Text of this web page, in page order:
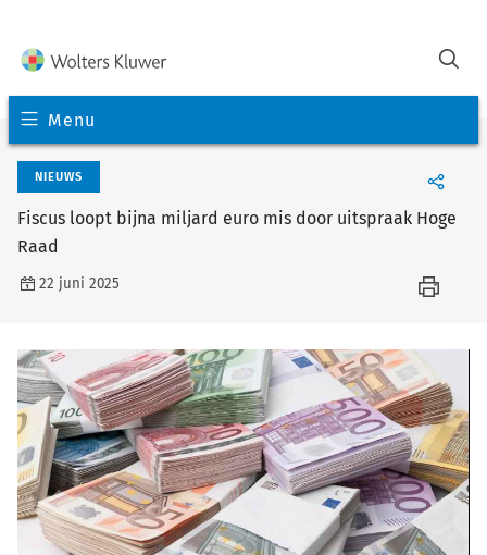
Menu
NIEUWS
Fiscus loopt bijna miljard euro mis door uitspraak Hoge
Raad
22 juni 2025